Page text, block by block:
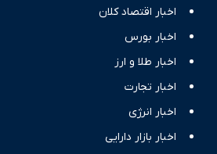
اخبار اقتصاد کلان
اخبار بورس
اخبار طلا و ارز
اخبار تجارت
اخبار انرژی
اخبار بازار دارایی